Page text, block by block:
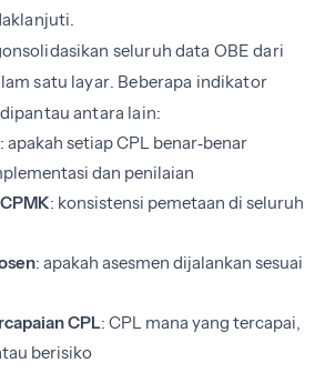
seluruh data OBE dari
satu layar. Beberapa indikator
antara lain:
: apakah setiap CPL benar‑benar
dan penilaian
: konsistensi pemetaan di seluruh
: apakah asesmen dijalankan sesuai
CPL: CPL mana yang tercapai,
berisiko